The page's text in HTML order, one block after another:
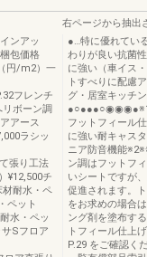
ンアッ
包価格
円/m2）一
フレンチ
ボーン調
アース
ラシッ
張り工法
¥12,500チ
材耐水・ペ
ペット
水・ペッ
サSフロア
右ページから抽出
●…特に優れてい
わりが良い抗菌
に強い（車イス
トすべりに配慮
グ・居室キッチ
フットフィール
に強い耐キャス
ニア防音機能
ン調はフットフ
いシートですが
促進されます。
をお求めの場合
ング剤を塗布す
トフィール仕上
P.29 をご確認く